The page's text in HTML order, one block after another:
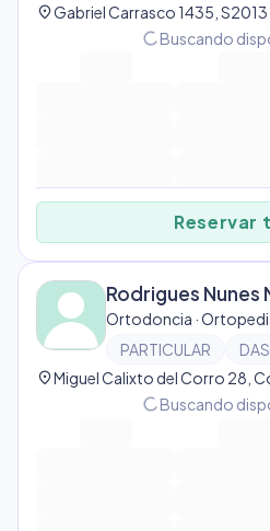
location_on
progress_activityBuscando
Reservar
Rodrigues Nunes
Ortodoncia ·
PARTICULAR
DAS
location_onMiguel Calixto del Corro 28,
progress_activityBuscando